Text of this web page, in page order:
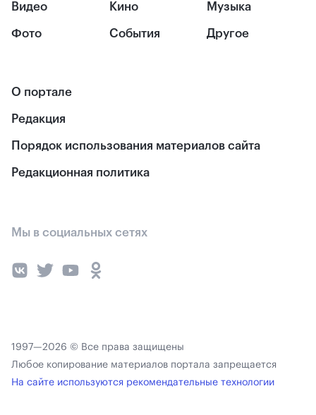
Видео
Фото
Кино
События
Музыка
Другое
О портале
Редакция
Порядок использования материалов сайта
Редакционная политика
Мы в социальных сетях
1997—2026 © Все права защищены
Любое копирование материалов портала запрещается
На сайте используются рекомендательные технологии